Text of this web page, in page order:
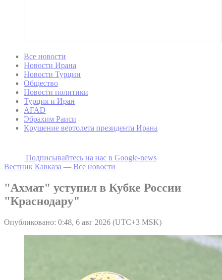
Все новости
Новости Ирана
Новости Турции
Общество
Новости политики
Турция и Иран
AFAD
Эбрахим Раиси
Крушение вертолета президента Ирана
Подписывайтесь на наc в Google-news
Вестник Кавказа — Все новости
"Ахмат" уступил в Кубке России
"Краснодару"
Опубликовано: 0:48, 6 авг 2026 (UTC+3 MSK)